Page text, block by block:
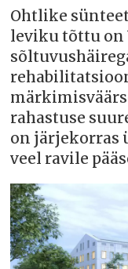
Ohtlike
leviku tõttu on
rahastuse
on järjekorras
veel ravile